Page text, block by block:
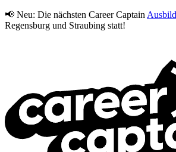
📢 Neu: Die nächsten Career Captain
Regensburg und Straubing statt!